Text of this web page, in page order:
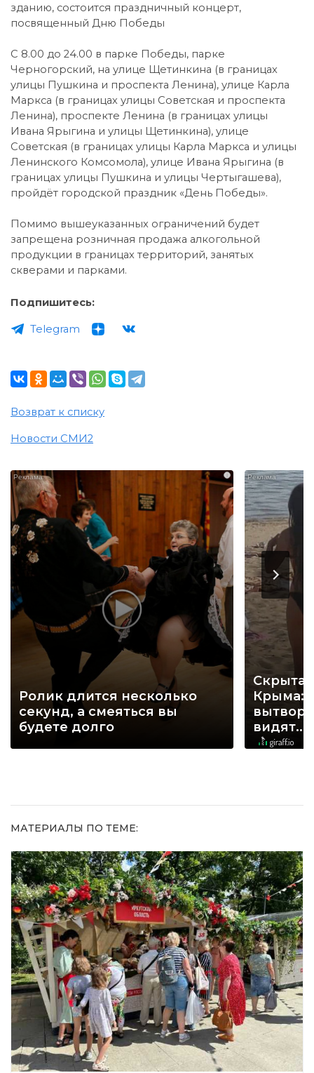
зданию, состоится праздничный концерт,
посвященный Дню Победы
С 8.00 до 24.00 в парке Победы, парке
Черногорский, на улице Щетинкина (в границах
улицы Пушкина и проспекта Ленина), улице Карла
Маркса (в границах улицы Советская и проспекта
Ленина), проспекте Ленина (в границах улицы
Ивана Ярыгина и улицы Щетинкина), улице
Советская (в границах улицы Карла Маркса и улицы
Ленинского Комсомола), улице Ивана Ярыгина (в
границах улицы Пушкина и улицы Чертыгашева),
пройдёт городской праздник «День Победы».
Помимо вышеуказанных ограничений будет
запрещена розничная продажа алкогольной
продукции в границах территорий, занятых
скверами и парками.
Подпишитесь:
Telegram
Возврат к списку
Новости СМИ2
i
Ролик длится несколько
секунд, а смеяться вы
будете долго
Крыма:
видят...
МАТЕРИАЛЫ ПО ТЕМЕ: